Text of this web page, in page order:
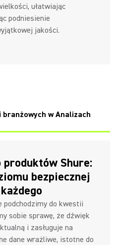
ułatwiając
podniesienie
jakości.
w Analizach
Shure:
bezpiecznej
podchodzimy do kwestii
sobie sprawę, że dźwięk
i zasługuje na
dane wrażliwe, istotne do